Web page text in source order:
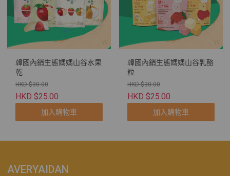
韓國內銷生態媽媽山谷水果
乾
HKD $30.00
HKD $25.00
加入購物車
韓國內銷生態媽媽山谷乳酪
粒
HKD $30.00
HKD $25.00
加入購物車
AVERYAIDAN